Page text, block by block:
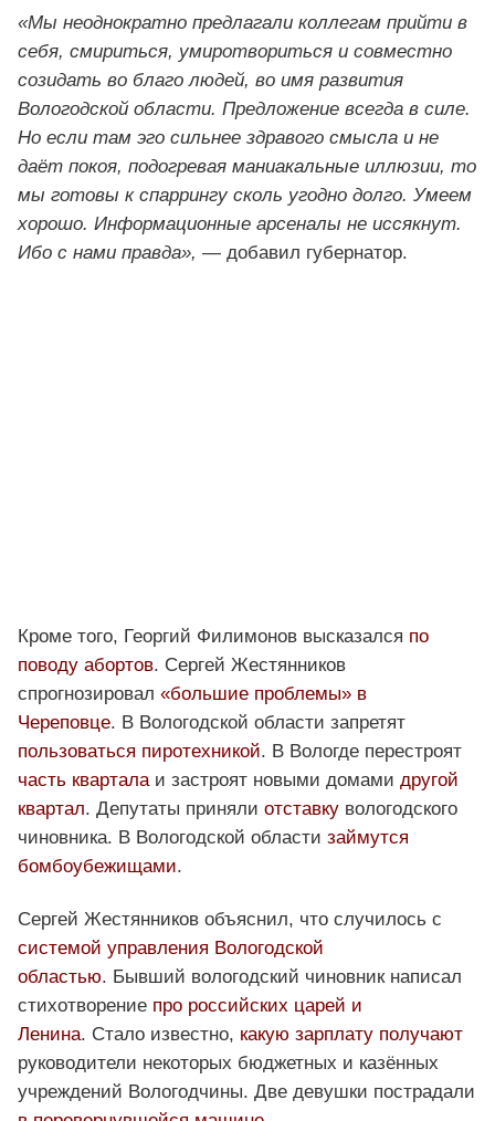
«Мы неоднократно предлагали коллегам прийти в
себя, смириться, умиротвориться и совместно
созидать во благо людей, во имя развития
Вологодской области. Предложение всегда в силе.
Но если там эго сильнее здравого смысла и не
даёт покоя, подогревая маниакальные иллюзии, то
мы готовы к спаррингу сколь угодно долго. Умеем
хорошо. Информационные арсеналы не иссякнут.
Ибо с нами правда», — добавил губернатор.
Кроме того, Георгий Филимонов высказался по
поводу абортов. Сергей Жестянников
спрогнозировал «большие проблемы» в
Череповце. В Вологодской области запретят
пользоваться пиротехникой. В Вологде перестроят
часть квартала и застроят новыми домами другой
квартал. Депутаты приняли отставку вологодского
чиновника. В Вологодской области займутся
бомбоубежищами.
Сергей Жестянников объяснил, что случилось с
системой управления Вологодской
областью. Бывший вологодский чиновник написал
стихотворение про российских царей и
Ленина. Стало известно, какую зарплату получают
руководители некоторых бюджетных и казённых
учреждений Вологодчины. Две девушки пострадали